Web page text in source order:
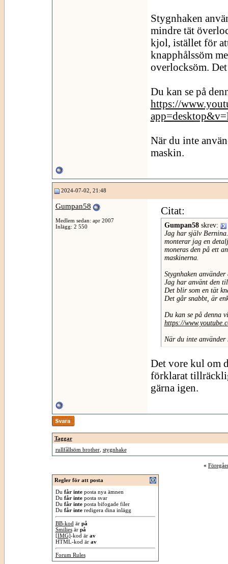
Stygnhaken
mindre tät
kjol, istället för
knapphålssöm
overlocksöm.
Du kan se på
https://
När du inte
maskin.
2024-07-02, 21:48
Gumpan58
Medlem sedan: apr 2007
Inlägg: 2 550
Citat:
Gumpan58skrev:
Jag har själv
monterar jag en
moneras den på ett
maskinerna.
Stygnhaken
Jag har använt den
Det blir som en tät
Det går snabbt, är
Du kan se på denna
https://
När du inte använder
Det vore kul om
förklarat
gärna igen.
Taggar
rullfållsöm brother, stygnhake
«
Regler för att posta
Du får inteposta nya ämnen
Du får inteposta svar
Du får inteposta bifogade filer
Du får interedigera dina inlägg
BB-kod är på
Smiliesär på
[IMG]-kod är av
HTML-kod är av
Forum Rules